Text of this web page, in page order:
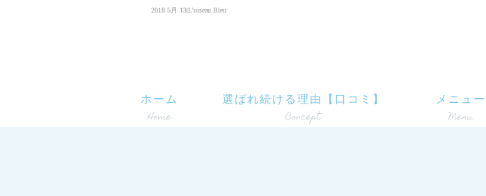
2018 5月 13|L'oiseau Bleu
ホーム 選ばれ続ける理由【口コミ】 メニュー